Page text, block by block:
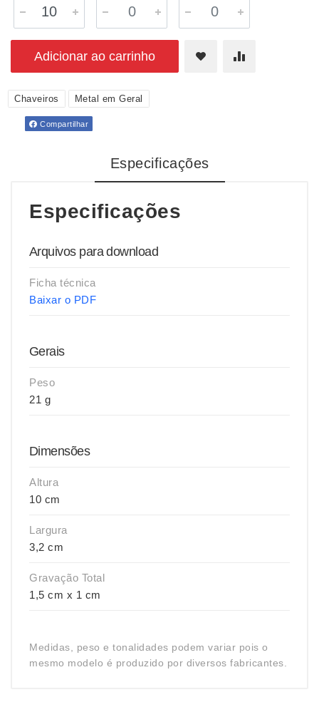
Adicionar ao carrinho
Chaveiros Metal em Geral
Compartilhar
Especificações
Especificações
Arquivos para download
Ficha técnica
Baixar o PDF
Gerais
Peso
21 g
Dimensões
Altura
10 cm
Largura
3,2 cm
Gravação Total
1,5 cm x 1 cm
Medidas, peso e tonalidades podem variar pois o
mesmo modelo é produzido por diversos fabricantes.